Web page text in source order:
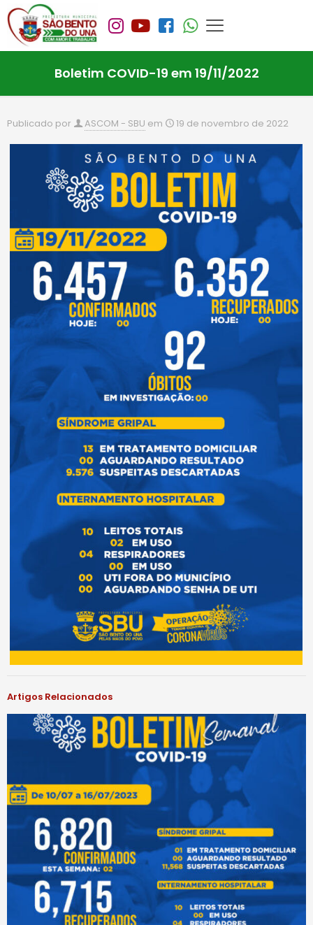
Boletim COVID-19 em 19/11/2022
Publicado por ASCOM - SBU em 19 de novembro de 2022
Artigos Relacionados